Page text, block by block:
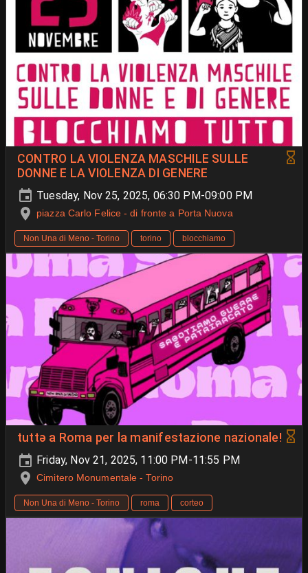
CONTRO LA VIOLENZA MASCHILE SULLE
DONNE E LA VIOLENZA DI GENERE
Tuesday, Nov 25, 2025, 06:30 PM-09:00 PM
piazza Carlo Felice - di fronte a Porta Nuova
Non Una di Meno - Torino torino blocchiamo
tuttə a Roma per la manifestazione nazionale!
Friday, Nov 21, 2025, 11:00 PM-11:55 PM
Cimitero Monumentale - Torino
Non Una di Meno - Torino roma corteo